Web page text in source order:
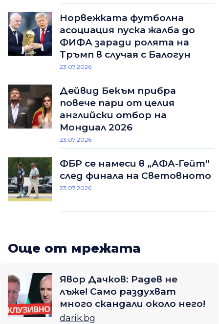
Норвежката футболна
асоциация пуска жалба до
ФИФА заради ролята на
Тръмп в случая с Балогун
23.07.2026
Дейвид Бекъм прибра
повече пари от целия
английски отбор на
Мондиал 2026
23.07.2026
ФБР се намеси в „АФА-Гейт“
след финала на Световното
23.07.2026
Oще от мрежата
Явор Дачков: Радев не
лъже! Само раздухват
много скандали около него!
darik.bg